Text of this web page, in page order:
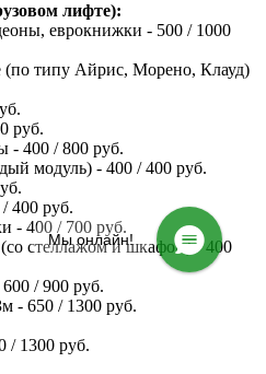
лифте):
еврокнижки - 500 / 1000
типу Айрис, Морено, Клауд)
руб.
- 400 / 800 руб.
модуль) - 400 / 400 руб.
400 руб.
- 400 / 700 руб.
стеллажом и шкафом) - 400
/ 900 руб.
- 650 / 1300 руб.
/ 1300 руб.
Мы онлайн!